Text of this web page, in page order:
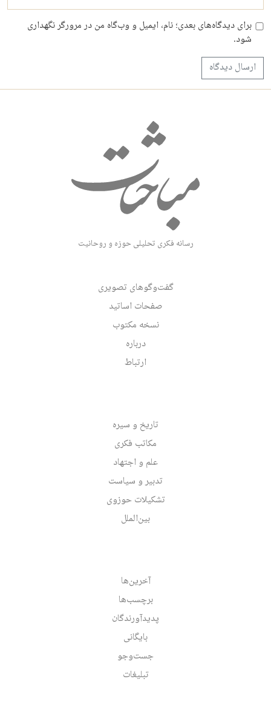
برای دیدگاه‌های بعدی؛ نام، ایمیل و وب‌گاه من در مرورگر نگهداری
شود.
رسانه فکری تحلیلی حوزه و روحانیت
گفت‌وگوهای تصویری
صفحات اساتید
نسخه مکتوب
درباره
ارتباط
تاریخ و سیره
مکاتب فکری
علم و اجتهاد
تدبیر و سیاست
تشکیلات حوزوی
بین‌الملل
آخرین‌ها
برچسب‌ها
پدیدآورندگان
بایگانی
جست‌وجو
تبلیغات